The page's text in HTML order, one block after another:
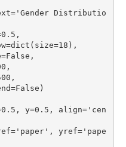
='Gender Distributio
0.5 ,
=dict ( size=18 ) ,
=False ,
,
,
=False )
0.5 , y=0.5 , align='cen
xref
='paper' , yref='pape